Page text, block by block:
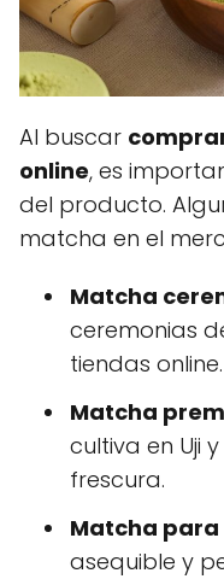
Al buscar
online, es
del producto.
matcha en el
Matcha
ceremonias
tiendas online.
Matcha
cultiva en Uji
frescura.
Matcha para
asequible y